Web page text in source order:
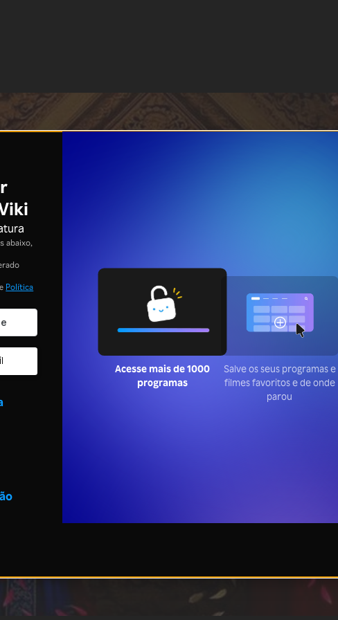
abaixo,
Política
Acesse mais de 1000
programas
Salve os seus programas
filmes favoritos e de onde
parou